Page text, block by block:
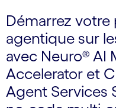
Démarrez votre
agentique sur
avec Neuro® AI
Accelerator et
Agent Services